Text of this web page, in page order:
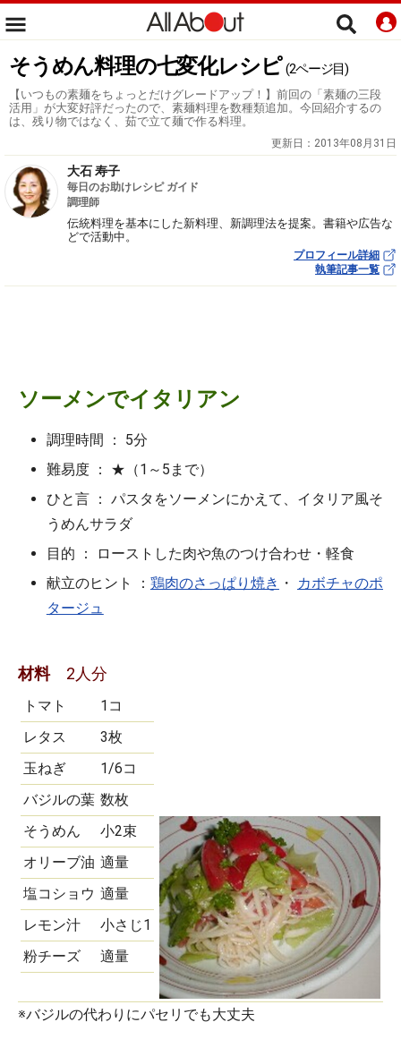
そうめん料理の七変化レシピ (2ページ目)
【いつもの素麺をちょっとだけグレードアップ！】前回の「素麺の三段
活用」が大変好評だったので、素麺料理を数種類追加。今回紹介するの
は、残り物ではなく、茹で立て麺で作る料理。
更新日： 2013年08月31日
大石 寿子
毎日のお助けレシピ ガイド
調理師
伝統料理を基本にした新料理、新調理法を提案。書籍や広告な
どで活動中。
プロフィール詳細
執筆記事一覧
ソーメンでイタリアン
調理時間 ： 5分
難易度 ： ★（1～5まで）
ひと言 ： パスタをソーメンにかえて、イタリア風そ
うめんサラダ
目的 ： ローストした肉や魚のつけ合わせ・軽食
献立のヒント ： 鶏肉のさっぱり焼き ・
カボチャのポ
タージュ
材料2人分
トマト
1コ
レタス
3枚
玉ねぎ
1/6コ
バジルの葉 数枚
そうめん
小2束
オリーブ油 適量
塩コショウ 適量
レモン汁
小さじ1
粉チーズ
適量
※バジルの代わりにパセリでも大丈夫